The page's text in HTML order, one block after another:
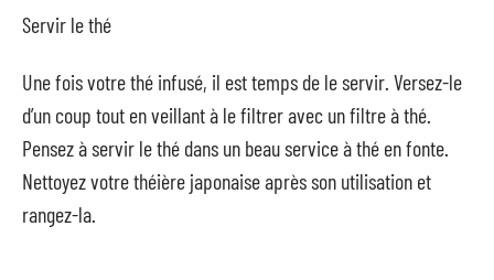
Servir le thé
Une fois votre thé infusé, il est temps de le servir. Versez-le
d’un coup tout en veillant à le filtrer avec un filtre à thé.
Pensez à servir le thé dans un beau service à thé en fonte.
Nettoyez votre théière japonaise après son utilisation et
rangez-la.